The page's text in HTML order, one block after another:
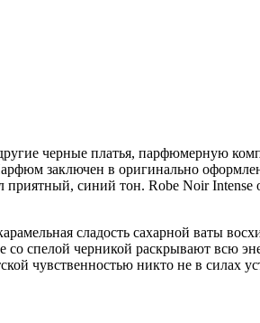
черные платья, парфюмерную
заключен в оригинально
синий тон. Robe Noir Intense
сладость сахарной ваты
спелой черникой раскрывают всю
чувственностью никто не в силах